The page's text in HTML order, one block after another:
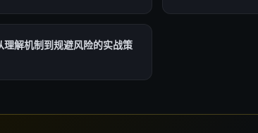
解机制到规避风险的实战策